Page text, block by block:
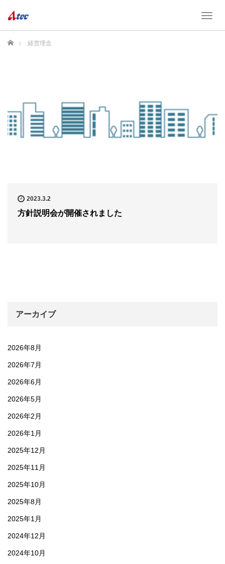
T
g
ホーム 経営理念
2023.3.2
方針説明会が開催されました
アーカイブ
2026年8月
2026年7月
2026年6月
2026年5月
2026年2月
2026年1月
2025年12月
2025年11月
2025年10月
2025年8月
2025年1月
2024年12月
2024年10月